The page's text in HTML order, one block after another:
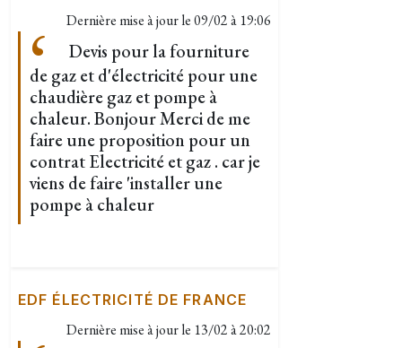
Dernière mise à jour le09/02 à 19:06
Devis pour la fourniture
de gaz et d'électricité pour une
chaudière gaz et pompe à
chaleur. Bonjour Merci de me
faire une proposition pour un
contrat Electricité et gaz . car je
viens de faire 'installer une
pompe à chaleur
EDF ÉLECTRICITÉ DE FRANCE
Dernière mise à jour le 13/02 à 20:02